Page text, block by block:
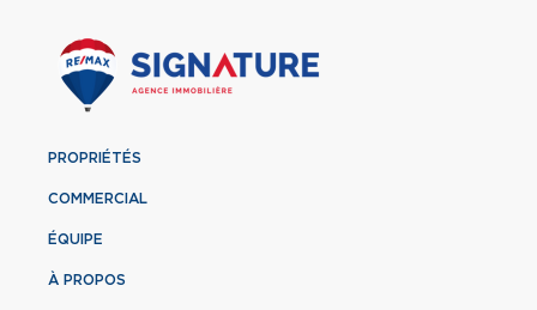
PROPRIÉTÉS
COMMERCIAL
ÉQUIPE
À PROPOS